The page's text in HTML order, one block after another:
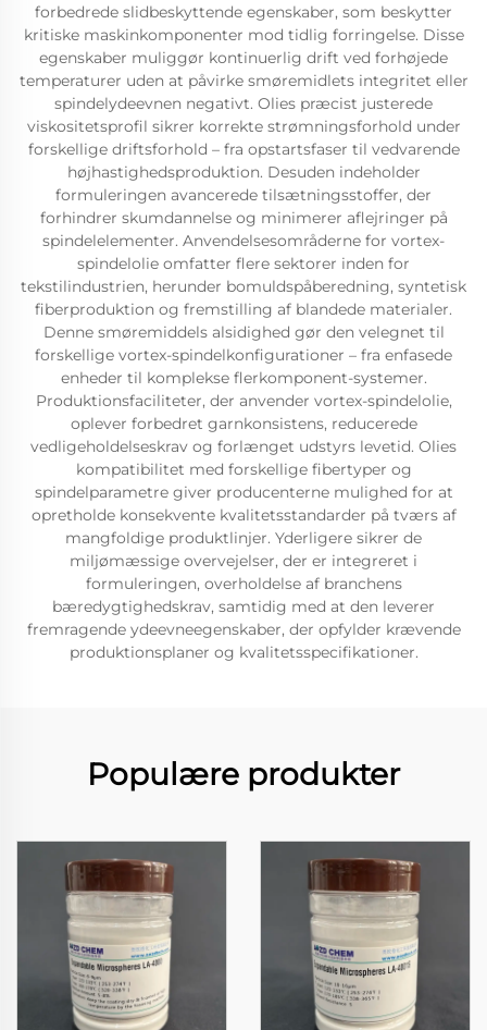
forbedrede slidbeskyttende egenskaber, som beskytter
kritiske maskinkomponenter mod tidlig forringelse. Disse
egenskaber muliggør kontinuerlig drift ved forhøjede
temperaturer uden at påvirke smøremidlets integritet eller
spindelydeevnen negativt. Olies præcist justerede
viskositetsprofil sikrer korrekte strømningsforhold under
forskellige driftsforhold – fra opstartsfaser til vedvarende
højhastighedsproduktion. Desuden indeholder
formuleringen avancerede tilsætningsstoffer, der
forhindrer skumdannelse og minimerer aflejringer på
spindelelementer. Anvendelsesområderne for vortex-
spindelolie omfatter flere sektorer inden for
tekstilindustrien, herunder bomuldspåberedning, syntetisk
fiberproduktion og fremstilling af blandede materialer.
Denne smøremiddels alsidighed gør den velegnet til
forskellige vortex-spindelkonfigurationer – fra enfasede
enheder til komplekse flerkomponent-systemer.
Produktionsfaciliteter, der anvender vortex-spindelolie,
oplever forbedret garnkonsistens, reducerede
vedligeholdelseskrav og forlænget udstyrs levetid. Olies
kompatibilitet med forskellige fibertyper og
spindelparametre giver producenterne mulighed for at
opretholde konsekvente kvalitetsstandarder på tværs af
mangfoldige produktlinjer. Yderligere sikrer de
miljømæssige overvejelser, der er integreret i
formuleringen, overholdelse af branchens
bæredygtighedskrav, samtidig med at den leverer
fremragende ydeevneegenskaber, der opfylder krævende
produktionsplaner og kvalitetsspecifikationer.
Populære produkter